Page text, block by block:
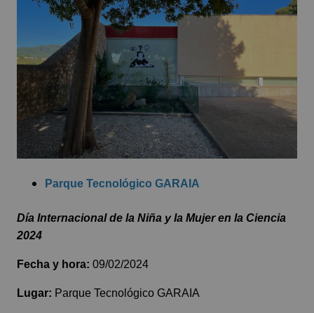
Parque Tecnológico GARAIA
Día Internacional de la Niña y la Mujer en la Ciencia
2024
Fecha y hora: 09/02/2024
Lugar: Parque Tecnológico GARAIA